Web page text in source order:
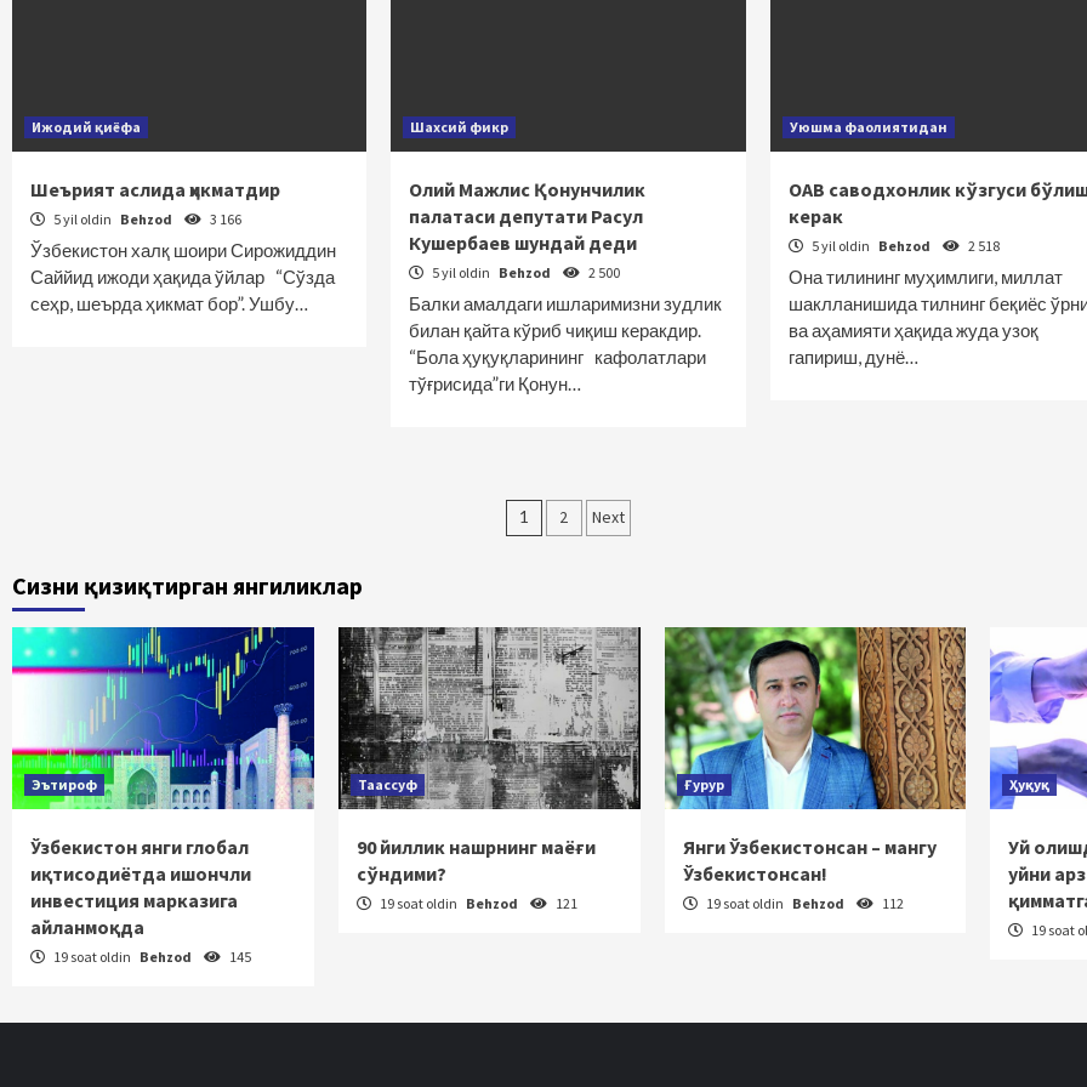
Ижодий қиёфа
Шеърият аслида ҳикматдир
5 yil oldin Behzod 3 166
Ўзбекистон халқ шоири Сирожиддин
Саййид ижоди ҳақида ўйлар “Сўзда
сеҳр, шеърда ҳикмат бор”. Ушбу…
Шахсий фикр
Олий Мажлис Қонунчилик
палатаси депутати Расул
Кушербаев шундай деди
5 yil oldin Behzod 2 500
Балки амалдаги ишларимизни зудлик
билан қайта кўриб чиқиш керакдир.
“Бола ҳуқуқларининг кафолатлари
тўғрисида”ги Қонун…
Уюшма фаолиятидан
ОАВ саводхонлик кўзгуси
керак
5 yil oldin Behzod 2 518
Она тилининг муҳимлиги, миллат
шаклланишида тилнинг беқиёс
ва аҳамияти ҳақида жуда узоқ
гапириш, дунё…
Maqolalar
1 2 Next
Сизни қизиқтирган янгиликлар
Эътироф
Ўзбекистон янги глобал
иқтисодиётда ишончли
инвестиция марказига
айланмоқда
19 soat oldin Behzod 145
Таассуф
90 йиллик нашрнинг маёғи
сўндими?
19 soat oldin Behzod 121
Ғурур
Янги Ўзбекистонсан – мангу
Ўзбекистонсан!
19 soat oldin Behzod 112
Ҳуқуқ
Уй
уйни
19 soat